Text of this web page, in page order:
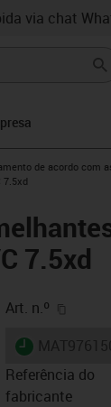
via chat
de acordo com
7.5xd
7.5xd
Art. n.º
igus-icon-
Referência do
fabricante